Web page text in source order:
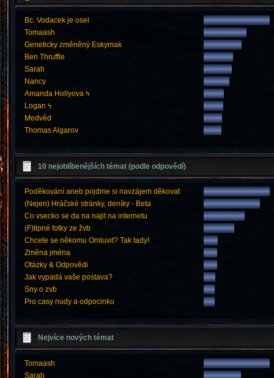
Bc. Vodacek je osel
Tomaash
Geneticky změněný Eskymak
Ben Thruffle
Sarah
Nancy
Amanda Hollyova ϟ
Logan ϟ
Medvěd
Thomas Algarov
10 nejoblíbenějších témat (podle odpovědí)
Poděkování aneb pojdme si navzájem děkovat
(Nejen) Hráčské stránky, deníky - Beta
Co vsecko se da na najit na internetu
(F)tipné fotky ze žvb
Chcete se někomu Omluvit? Tak tady!
Změna jména
Otázky & Odpovědi
Jak vypadá vaše postava?
Sny o zvb
Pro casy nudy a odpocinku
Nejvíce nových témat
Tomaash
Sarah